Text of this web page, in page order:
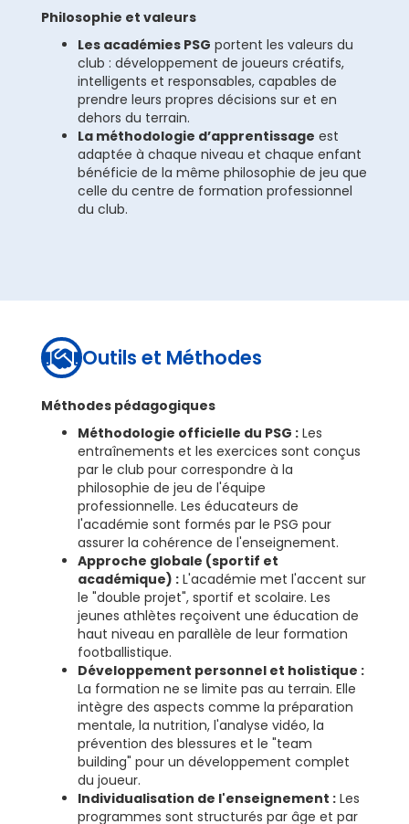
Philosophie et valeurs
Les académies PSG portent les valeurs du
club : développement de joueurs créatifs,
intelligents et responsables, capables de
prendre leurs propres décisions sur et en
dehors du terrain.
La méthodologie d’apprentissage est
adaptée à chaque niveau et chaque enfant
bénéficie de la même philosophie de jeu que
celle du centre de formation professionnel
du club.
Outils et Méthodes
Méthodes pédagogiques
Méthodologie officielle du PSG :Les
entraînements et les exercices sont conçus
par le club pour correspondre à la
philosophie de jeu de l'équipe
professionnelle. Les éducateurs de
l'académie sont formés par le PSG pour
assurer la cohérence de l'enseignement.
Approche globale (sportif et
académique) :L'académie met l'accent sur
le "double projet", sportif et scolaire. Les
jeunes athlètes reçoivent une éducation de
haut niveau en parallèle de leur formation
footballistique.
Développement personnel et holistique :
La formation ne se limite pas au terrain. Elle
intègre des aspects comme la préparation
mentale, la nutrition, l'analyse vidéo, la
prévention des blessures et le "team
building" pour un développement complet
du joueur.
Individualisation de l'enseignement :Les
programmes sont structurés par âge et par